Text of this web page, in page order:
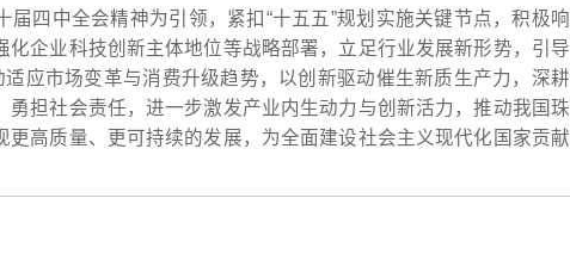
四中全会精神为引领，紧扣“十五五”规划实施关键节点，积极响
化企业科技创新主体地位等战略部署，立足行业发展新形势，引导
适应市场变革与消费升级趋势，以创新驱动催生新质生产力，深耕
勇担社会责任，进一步激发产业内生动力与创新活力，推动我国珠
更高质量、更可持续的发展，为全面建设社会主义现代化国家贡献